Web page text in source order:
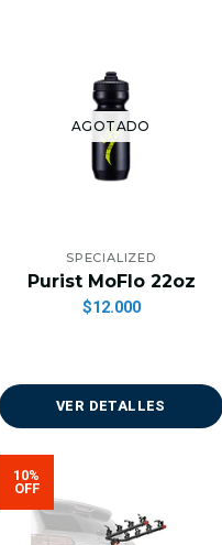
AGOTADO
SPECIALIZED
Purist MoFlo 22oz
$12.000
VER DETALLES
10%
OFF